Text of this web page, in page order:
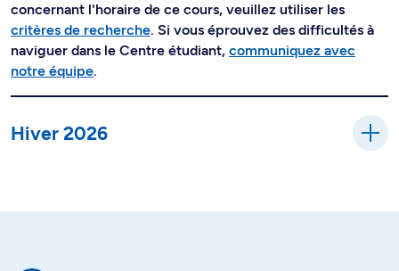
concernant l'horaire de ce cours, veuillez utiliser les
critères de recherche. Si vous éprouvez des difficultés à
naviguer dans le Centre étudiant, communiquez avec
notre équipe.
Hiver 2026